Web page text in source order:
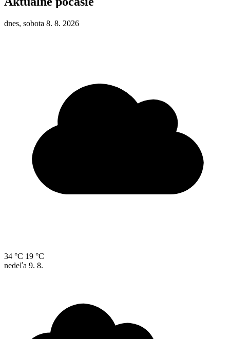
dnes, sobota 8. 8. 2026
34 °C 19 °C
nedeľa 9. 8.